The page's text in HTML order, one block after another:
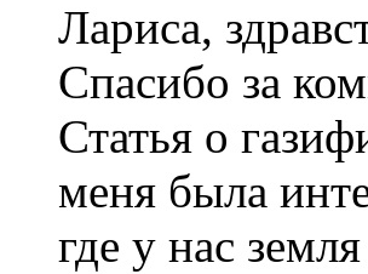
Лариса,
Спасибо за
Статья о
меня была
где у нас